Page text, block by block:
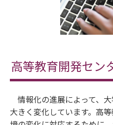
高等教育開発セン
情報化の進展によって、
大きく変化しています。高